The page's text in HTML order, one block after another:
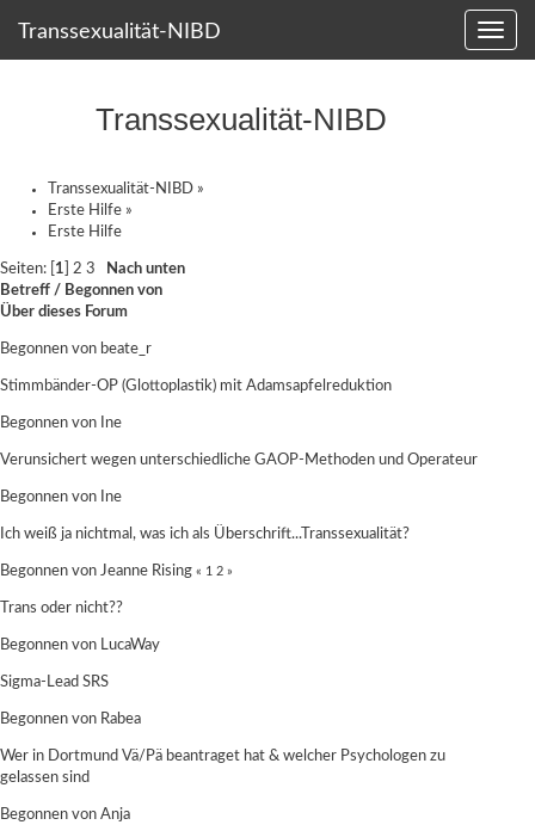
Transsexualität-NIBD
Transsexualität-NIBD
Transsexualität-NIBD »
Erste Hilfe »
Erste Hilfe
Seiten: [ 1 2 3
Nach unten
Betreff / Begonnen von
Über dieses Forum
Begonnen von beate_r
Stimmbänder-OP (Glottoplastik) mit Adamsapfelreduktion
Begonnen von Ine
Verunsichert wegen unterschiedliche GAOP-Methoden und Operateur
Begonnen von Ine
Ich weiß ja nichtmal, was ich als Überschrift...Transsexualität?
Begonnen von Jeanne Rising « 1 2 »
Trans oder nicht??
Begonnen von LucaWay
Sigma-Lead SRS
Begonnen von Rabea
Wer in Dortmund Vä/Pä beantraget hat & welcher Psychologen zu
gelassen sind
Begonnen von Anja